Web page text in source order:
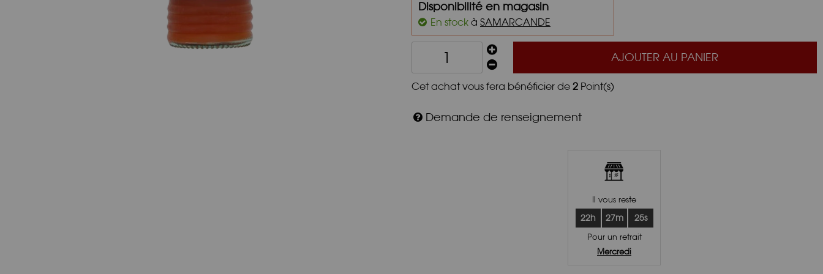
Disponibilité en magasin
En stock à SAMARCANDE
AJOUTER AU PANIER
Cet achat vous fera bénéficier de 2 Point(s)
Demande de renseignement
Il vous reste
22h 27m 24s
Pour un retrait
Mercredi